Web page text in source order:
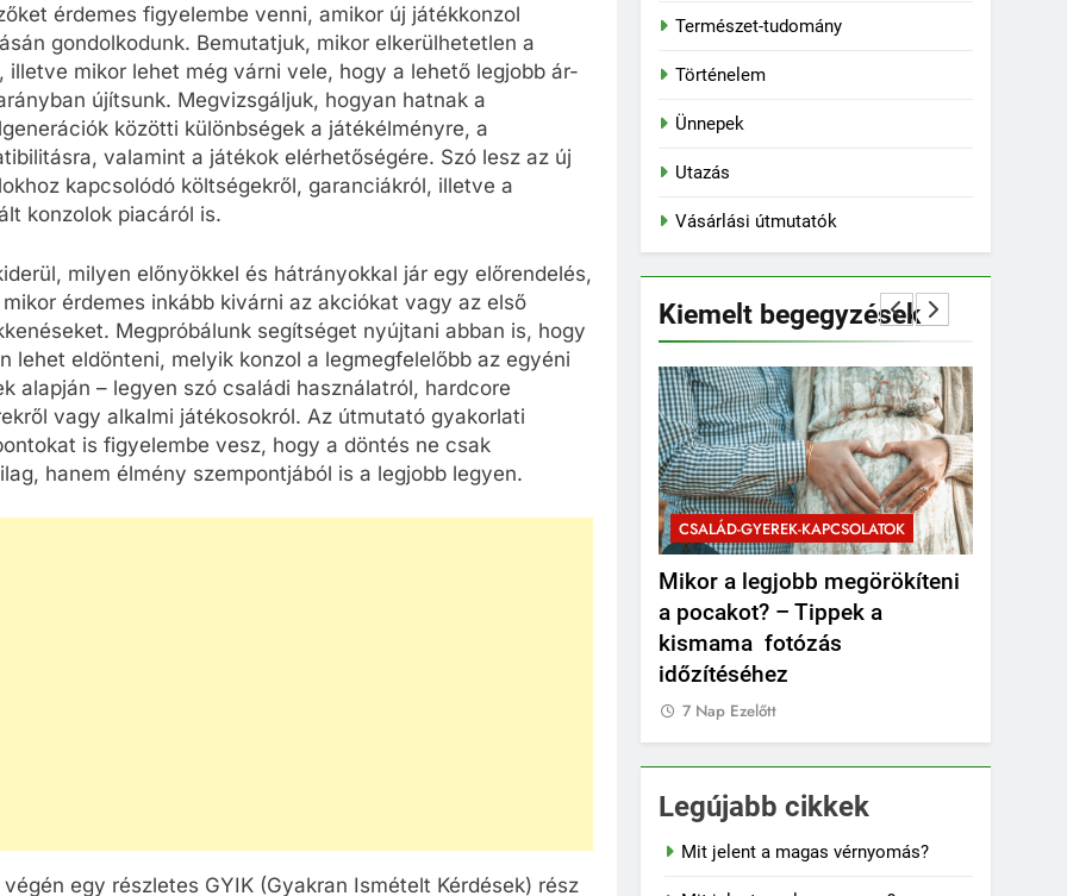
érdemes figyelembe venni, amikor új játékkonzol
gondolkodunk. Bemutatjuk, mikor elkerülhetetlen a
illetve mikor lehet még várni vele, hogy a lehető legjobb ár-
újítsunk. Megvizsgáljuk, hogyan hatnak a
közötti különbségek a játékélményre, a
valamint a játékok elérhetőségére. Szó lesz az új
kapcsolódó költségekről, garanciákról, illetve a
konzolok piacáról is.
milyen előnyökkel és hátrányokkal jár egy előrendelés,
érdemes inkább kivárni az akciókat vagy az első
Megpróbálunk segítséget nyújtani abban is, hogy
lehet eldönteni, melyik konzol a legmegfelelőbb az egyéni
alapján – legyen szó családi használatról, hardcore
vagy alkalmi játékosokról. Az útmutató gyakorlati
is figyelembe vesz, hogy a döntés ne csak
hanem élmény szempontjából is a legjobb legyen.
egy részletes GYIK (Gyakran Ismételt Kérdések) rész
Természet-tudomány
Történelem
Ünnepek
Utazás
Vásárlási útmutatók
Kiemelt begegyzések
CSALÁD-GYEREK-KAPCSOLATOK
Mikor a legjobb megörökíteni
a pocakot? – Tippek a
kismama fotózás
időzítéséhez
7 Nap Ezelőtt
Legújabb cikkek
Mit jelent a magas vérnyomás?